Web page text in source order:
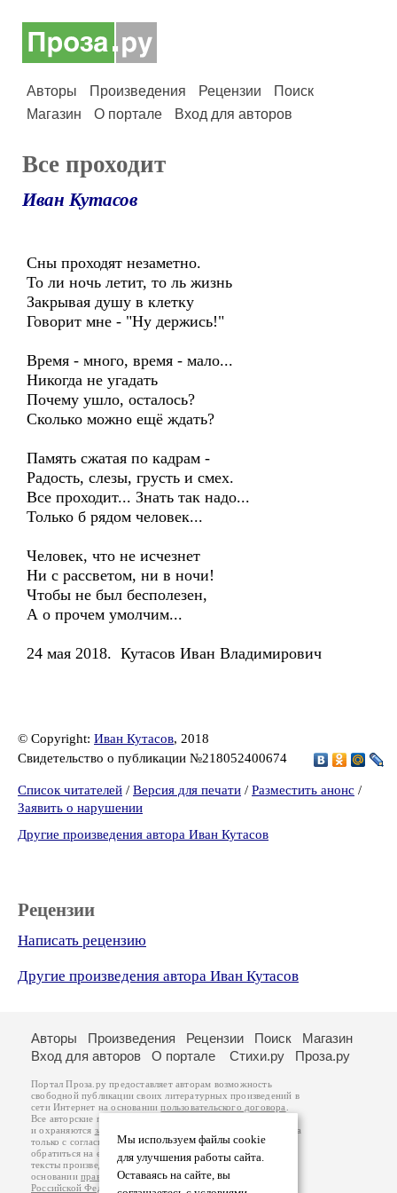
Авторы Произведения Рецензии
Поиск
Магазин
О портале Вход для авторов
Все проходит
Иван Кутасов
Сны проходят незаметно.
То ли ночь летит, то ль жизнь
Закрывая душу в клетку
Говорит мне - "Ну держись!"
Время - много, время - мало...
Никогда не угадать
Почему ушло, осталось?
Сколько можно ещё ждать?
Память сжатая по кадрам -
Радость, слезы, грусть и смех.
Все проходит... Знать так надо...
Только б рядом человек...
Человек, что не исчезнет
Ни с рассветом, ни в ночи!
Чтобы не был бесполезен,
А о прочем умолчим...
24 мая 2018. Кутасов Иван Владимирович
© Copyright: Иван Кутасов, 2018
Свидетельство о публикации №218052400674
Список читателей / Версия для печати / Разместить анонс /
Заявить о нарушении
Другие произведения автора Иван Кутасов
Рецензии
Написать рецензию
Другие произведения автора Иван Кутасов
Мы используем файлы cookie
для улучшения работы сайта.
Оставаясь на сайте, вы
Авторы Произведения Рецензии Поиск
Магазин
Вход для авторов
О портале Стихи.ру Проза.ру
Портал Проза.ру предоставляет авторам возможность
свободной публикации своих литературных произведений в
сети Интернет на основаниипользовательского договора
Все авторские права на произведения принадлежат авторам
и охраняются законом
. Перепечатка произведений возможна
только с согласия его автора, к которому вы можете
обратиться на его авторской странице. Ответственность за
тексты произведений авторы несут самостоятельно на
основанииправил публикацииизаконодательства
Российской Федерации